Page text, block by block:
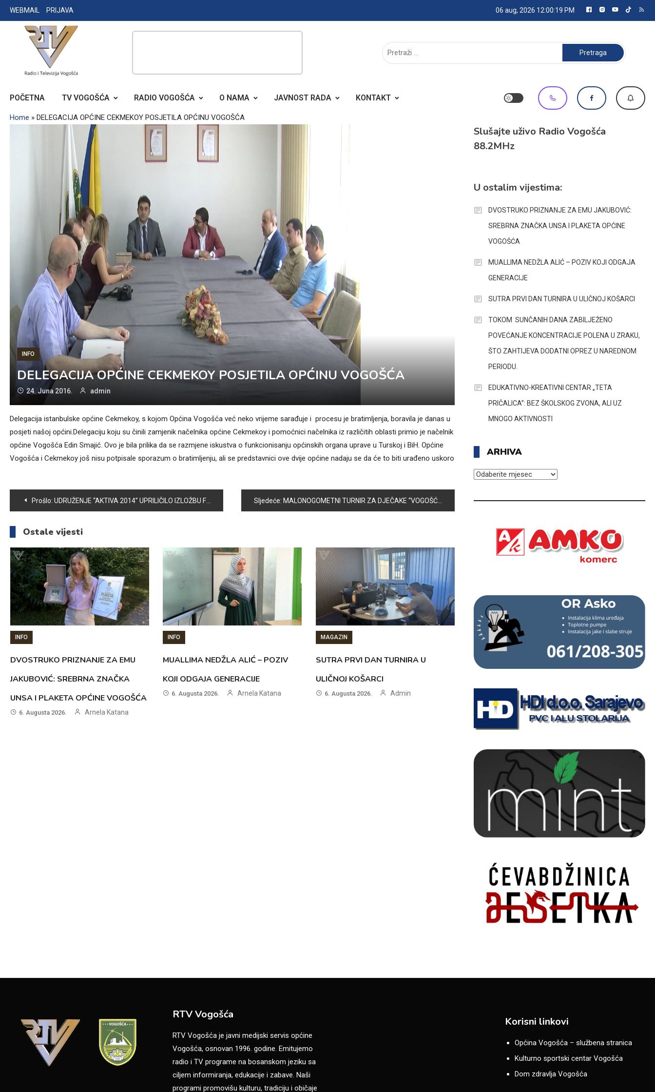
Skip
to
WEBMAIL PRIJAVA 06 aug, 2026 12:00:19 PM
RADIO TELEVIZIJA VOGOŠĆA
Pretraga:
POČETNA TV VOGOŠĆA RADIO VOGOŠĆA O NAMA JAVNOST RADA KONTAKT
Home » DELEGACIJA OPĆINE CEKMEKOY POSJETILA OPĆINU VOGOŠĆA
INFO
DELEGACIJA OPĆINE CEKMEKOY POSJETILA OPĆINU VOGOŠĆA
24. Juna 2016. admin
Delegacija istanbulske općine Cekmekoy, s kojom Općina Vogošća već neko vrijeme sarađuje i procesu je bratimljenja, boravila je danas u
posjeti našoj općini.Delegaciju koju su činili zamjenik načelnika općine Cekmekoy i pomoćnici načelnika iz različitih oblasti primio je načelnik
općine Vogošća Edin Smajić. Ovo je bila prilika da se razmjene iskustva o funkcionisanju općinskih organa uprave u Turskoj i BiH. Općine
Vogošća i Cekmekoy još nisu potpisale sporazum o bratimljenju, ali se predstavnici ove dvije općine nadaju se da će to biti urađeno uskoro
Navigacija
članaka
Prošlo: UDRUŽENJE “AKTIVA 2014” UPRILIČILO IZLOŽBU FOTOGRAFIJA “SEMIZOVAC KROZ HISTORIJU” Sljedeće: MALONOGOMETNI TURNIR ZA DJEČAKE “VOGOŠĆA 2016”
Ostale vijesti
INFO
DVOSTRUKO PRIZNANJE ZA EMU
JAKUBOVIĆ: SREBRNA ZNAČKA
UNSA I PLAKETA OPĆINE VOGOŠĆA
6. Augusta 2026. Arnela Katana
INFO
MUALLIMA NEDŽLA ALIĆ – POZIV
KOJI ODGAJA GENERACIJE
6. Augusta 2026. Arnela Katana
MAGAZIN
SUTRA PRVI DAN TURNIRA U
ULIČNOJ KOŠARCI
6. Augusta 2026. Admin
Slušajte uživo Radio Vogošća
88.2MHz
U ostalim vijestima:
DVOSTRUKO PRIZNANJE ZA EMU JAKUBOVIĆ:
SREBRNA ZNAČKA UNSA I PLAKETA OPĆINE
VOGOŠĆA
MUALLIMA NEDŽLA ALIĆ – POZIV KOJI ODGAJA
GENERACIJE
SUTRA PRVI DAN TURNIRA U ULIČNOJ KOŠARCI
TOKOM SUNČANIH DANA ZABILJEŽENO
POVEĆANJE KONCENTRACIJE POLENA U ZRAKU,
ŠTO ZAHTIJEVA DODATNI OPREZ U NAREDNOM
PERIODU.
EDUKATIVNO-KREATIVNI CENTAR „TETA
PRIČALICA”: BEZ ŠKOLSKOG ZVONA, ALI UZ
MNOGO AKTIVNOSTI
ARHIVA
ARHIVA
RTV Vogošća
RTV Vogošća je javni medijski servis općine
Vogošća, osnovan 1996. godine. Emitujemo
radio i TV programe na bosanskom jeziku sa
ciljem informiranja, edukacije i zabave. Naši
programi promovišu kulturu, tradiciju i običaje
Korisni linkovi
Općina Vogošća – službena stranica
Kulturno sportski centar Vogošća
Dom zdravlja Vogošća